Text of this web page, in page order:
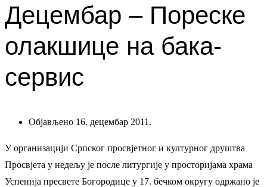
Децембар – Пореске
олакшице на бака-
сервис
Објављено 16. децембар 2011.
У организацији Српског просвјетног и културног друштва
Просвјета у недељу је после литургије у просторијама храма
Успенија пресвете Богородице у 17. бечком округу одржано је